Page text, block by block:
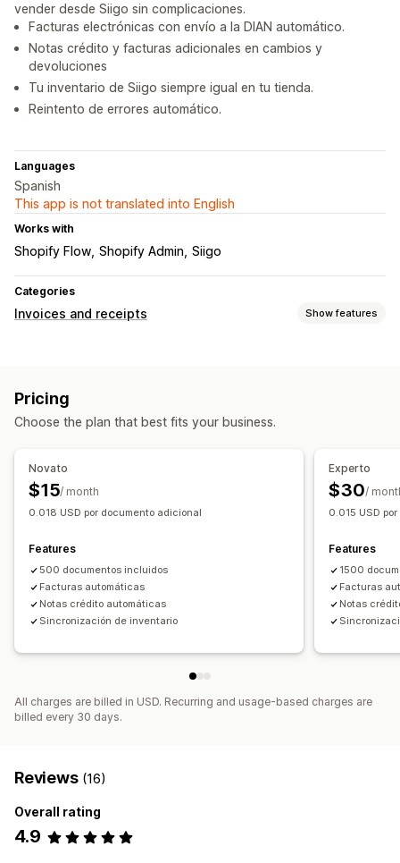
vender desde Siigo sin complicaciones.
Facturas electrónicas con envío a la DIAN automático.
Notas crédito y facturas adicionales en cambios y
devoluciones
Tu inventario de Siigo siempre igual en tu tienda.
Reintento de errores automático.
Languages
Spanish
This app is not translated into English
Works with
Shopify Flow Shopify Admin Siigo
Categories
Invoices and receipts Show features
Pricing
Choose the plan that best fits your business.
Novato
$15/ month
0.018 USD por documento adicional
Features
500 documentos incluidos
Facturas automáticas
Notas crédito automáticas
Sincronización de inventario
Experto
$30/
0.015 USD
Features
1500
Facturas
Notas
All charges are billed in USD. Recurring and usage-based charges are
billed every 30 days.
Reviews (16)
Overall rating
4.9